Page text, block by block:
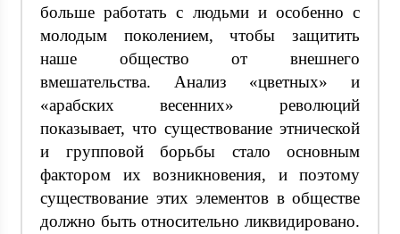
больше работать с людьми и особенно с
молодым поколением, чтобы защитить
наше общество от внешнего
вмешательства. Анализ «цветных» и
«арабских весенних» революций
показывает, что существование этнической
и групповой борьбы стало основным
фактором их возникновения, и поэтому
существование этих элементов в обществе
должно быть относительно ликвидировано.